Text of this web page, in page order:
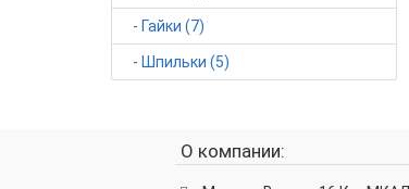
- Гайки (7)
- Шпильки (5)
О компании: